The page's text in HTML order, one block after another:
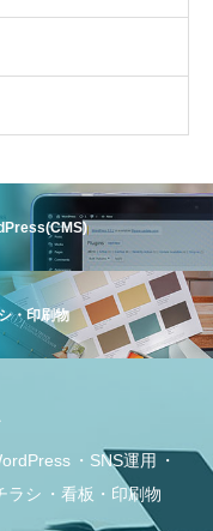
・印刷物
SNS運用
ラシ 看板・印刷物